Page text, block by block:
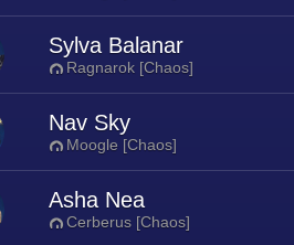
Sylva Balanar
Ragnarok [Chaos]
Nav Sky
Moogle [Chaos]
Asha Nea
Cerberus [Chaos]